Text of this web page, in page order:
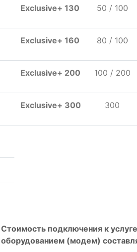
Exclusive+ 130 50 / 100
Exclusive+ 160 80 / 100
Exclusive+ 200 100 / 200
Exclusive+ 300 300
Стоимость подключения к
оборудованием (модем)